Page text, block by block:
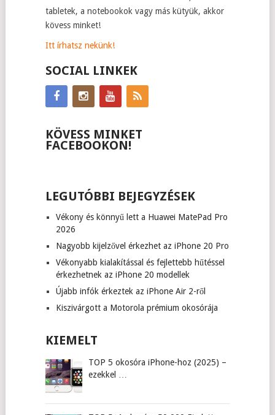
tabletek, a notebookok vagy más kütyük, akkor
kövess minket!
Itt írhatsz nekünk!
SOCIAL LINKEK
KÖVESS MINKET
FACEBOOKON!
LEGUTÓBBI BEJEGYZÉSEK
Vékony és könnyű lett a Huawei MatePad Pro
2026
Nagyobb kijelzővel érkezhet az iPhone 20 Pro
Vékonyabb kialakítással és fejlettebb hűtéssel
érkezhetnek az iPhone 20 modellek
Újabb infók érkeztek az iPhone Air 2-ről
Kiszivárgott a Motorola prémium okosórája
KIEMELT
TOP 5 okosóra iPhone-hoz (2025) –
ezekkel …